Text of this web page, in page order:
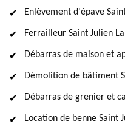
Enlèvement d'épave
Ferrailleur Saint Julien
Débarras de maison et
Démolition de bâtiment
Débarras de grenier et
Location de benne Saint